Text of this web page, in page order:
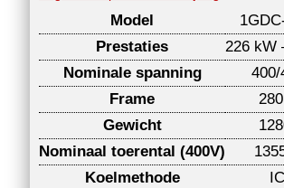
Model
Prestaties
226 kW
Nominale spanning
400/
Frame
Gewicht
Nominaal toerental (400V)
Koelmethode